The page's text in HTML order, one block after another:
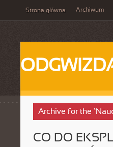
Strona główna Archiwum
Archive for the
CO DO